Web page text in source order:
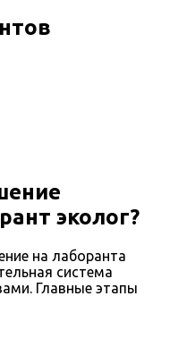
эколог?
на лаборанта
система
Главные этапы